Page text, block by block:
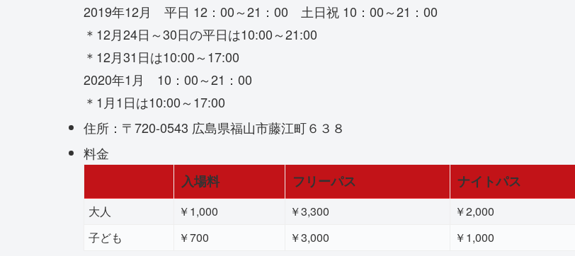
2019年12月 平日 12：00～21：00 土日祝 10：00～21：00
＊12月24日～30日の平日は10:00～21:00
＊12月31日は10:00～17:00
2020年1月 10：00～21：00
＊1月1日は10:00～17:00
住所：〒720-0543 広島県福山市藤江町６３８
料金
入場料
フリーパス ナイトパス
大人 ￥1,000 ￥3,300
￥2,000
子ども
￥700 ￥3,000 ￥1,000